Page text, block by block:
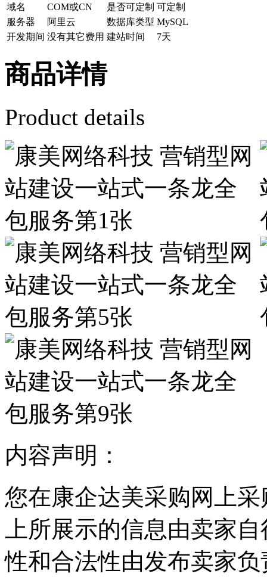
域名 COM或CN 是否可定制 可定制
服务器
阿里云 数据库类型 MySQL
开发期间 没有其它费用 建站时间 7天
商品详情
Product details
内容声明：
您在康企达美采购网上
上所展示的信息由卖家
性和合法性由发布卖家